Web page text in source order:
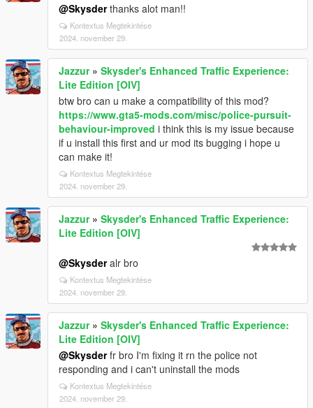
@Skysderthanks alot man!!
Kontextus Megtekintése
2024. november 29.
Jazzur» Skysder's Enhanced Traffic Experience:
Lite Edition [OIV]
btw bro can u make a compatibility of this mod?
https://www.gta5-mods.com/misc/police-pursuit-
behaviour-improved i think this is my issue because
if u install this first and ur mod its bugging i hope u
can make it!
Kontextus Megtekintése
2024. november 29.
Jazzur» Skysder's Enhanced Traffic Experience:
Lite Edition [OIV]
@Skysderalr bro
Kontextus Megtekintése
2024. november 29.
Jazzur» Skysder's Enhanced Traffic Experience:
Lite Edition [OIV]
@Skysderfr bro I'm fixing it rn the police not
responding and i can't uninstall the mods
Kontextus Megtekintése
2024. november 29.